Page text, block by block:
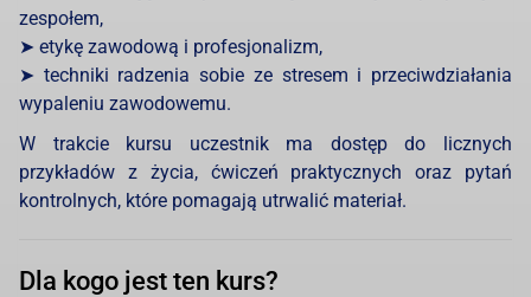
zespołem,
➤ etykę zawodową i profesjonalizm,
➤ techniki radzenia sobie ze stresem i przeciwdziałania
wypaleniu zawodowemu.
W trakcie kursu uczestnik ma dostęp do licznych
przykładów z życia, ćwiczeń praktycznych oraz pytań
kontrolnych, które pomagają utrwalić materiał.
Dla kogo jest ten kurs?